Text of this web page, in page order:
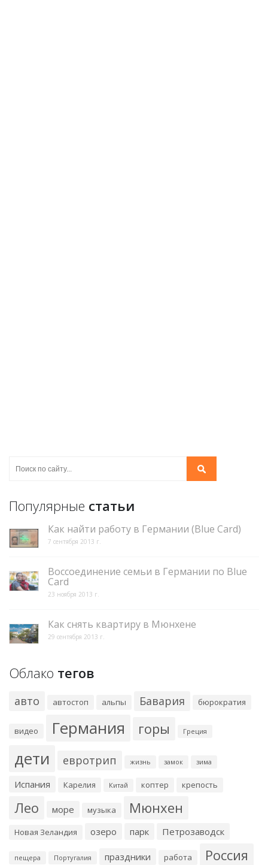
Популярные статьи
Как найти работу в Германии (Blue Card)
7 сентября 2013 г.
Воссоединение семьи в Германии по Blue
Card
23 ноября 2013 г.
Как снять квартиру в Мюнхене
29 сентября 2013 г.
Облако тегов
авто автостоп альпы Бавария бюрократия
видео Германия горы Греция
дети евротрип жизнь замок зима
Испания Карелия Китай коптер крепость
Лео море музыка Мюнхен
Новая Зеландия озеро парк Петрозаводск
пещера Португалия праздники работа Россия